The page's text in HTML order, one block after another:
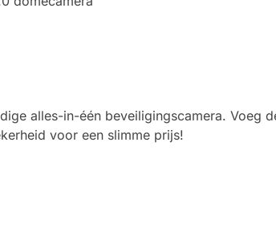
alles-in-één beveiligingscamera. Voeg
voor een slimme prijs!